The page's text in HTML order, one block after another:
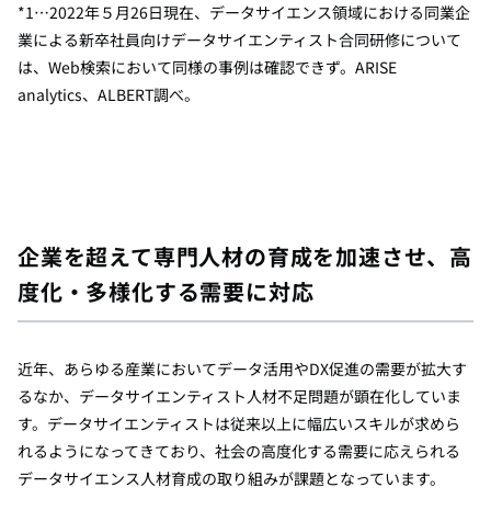
*1…2022年５月26日現在、データサイエンス領域における同業企
業による新卒社員向けデータサイエンティスト合同研修について
は、 Web検索において同様の事例は確認できず。 ARISE
analytics、 ALBERT調べ。
企業を超えて専門人材の育成を加速させ、高
度化・多様化する需要に対応
近年、あらゆる産業においてデータ活用やDX促進の需要が拡大す
るなか、データサイエンティスト人材不足問題が顕在化していま
す。データサイエンティストは従来以上に幅広いスキルが求めら
れるようになってきており、社会の高度化する需要に応えられる
データサイエンス人材育成の取り組みが課題となっています。